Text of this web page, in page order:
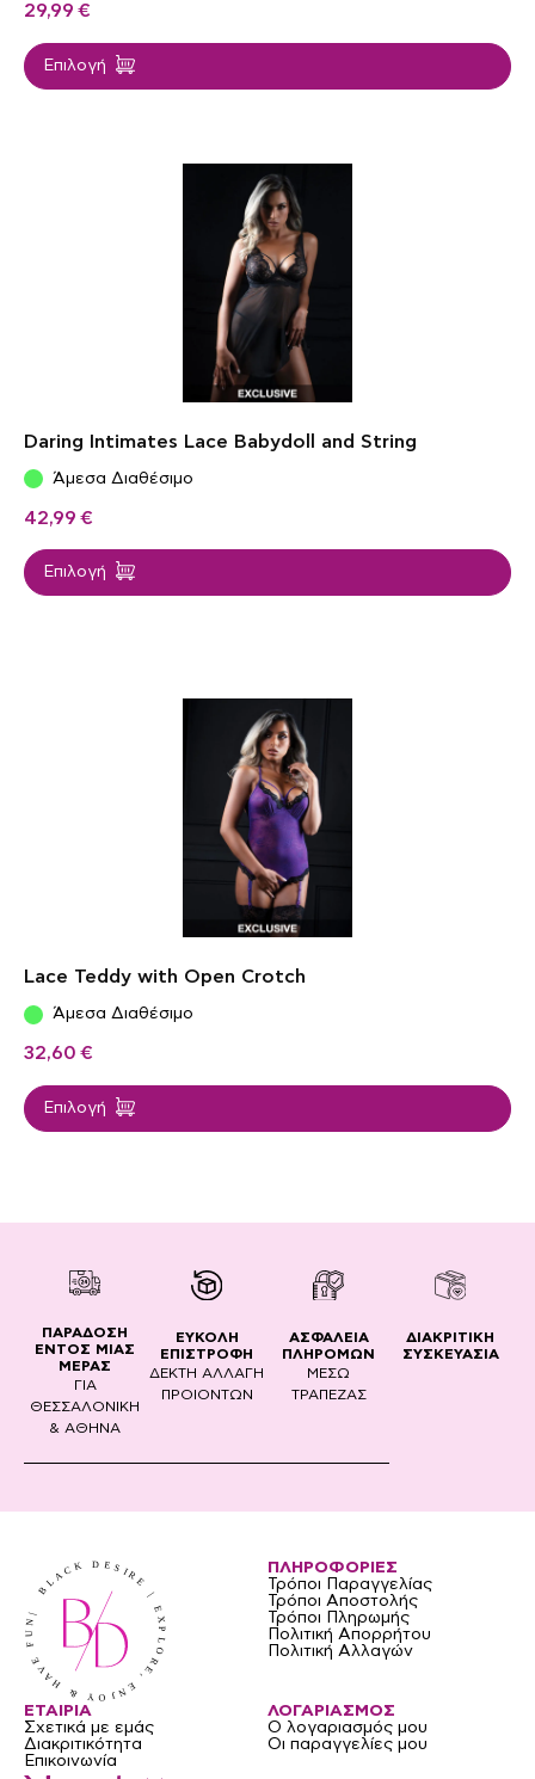
29,99 €
Επιλογή
Daring Intimates Lace Babydoll and String
Άμεσα Διαθέσιμο
42,99 €
Επιλογή
Lace Teddy with Open Crotch
Άμεσα Διαθέσιμο
32,60 €
Επιλογή
ΠΑΡΑΔΟΣΗ
ΕΝΤΟΣ ΜΙΑΣ
ΜΕΡΑΣ
ΓΙΑ
ΘΕΣΣΑΛΟΝΙΚΗ
& ΑΘΗΝΑ
ΕΥΚΟΛΗ
ΕΠΙΣΤΡΟΦΗ
ΔΕΚΤΗ ΑΛΛΑΓΗ
ΠΡΟΙΟΝΤΩΝ
ΑΣΦΑΛΕΙΑ
ΠΛΗΡΟΜΩΝ
ΜΕΣΩ
ΤΡΑΠΕΖΑΣ
ΔΙΑΚΡΙΤΙΚΗ
ΣΥΣΚΕΥΑΣΙΑ
ΠΛΗΡΟΦΟΡΙΕΣ
Τρόποι Παραγγελίας
Τρόποι Αποστολής
Τρόποι Πληρωμής
Πολιτική Απορρήτου
Πολιτική Αλλαγών
ΛΟΓΑΡΙΑΣΜΟΣ
Ο λογαριασμός μου
Οι παραγγελίες μου
ΕΤΑΙΡΙΑ
Σχετικά με εμάς
Διακριτικότητα
Επικοινωνία